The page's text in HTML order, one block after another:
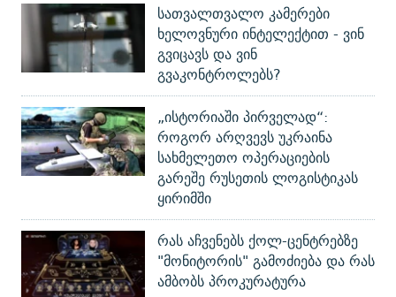
სათვალთვალო კამერები
ხელოვნური ინტელექტით - ვინ
გვიცავს და ვინ
გვაკონტროლებს?
„ისტორიაში პირველად“:
როგორ არღვევს უკრაინა
სახმელეთო ოპერაციების
გარეშე რუსეთის ლოგისტიკას
ყირიმში
რას აჩვენებს ქოლ-ცენტრებზე
"მონიტორის" გამოძიება და რას
ამბობს პროკურატურა